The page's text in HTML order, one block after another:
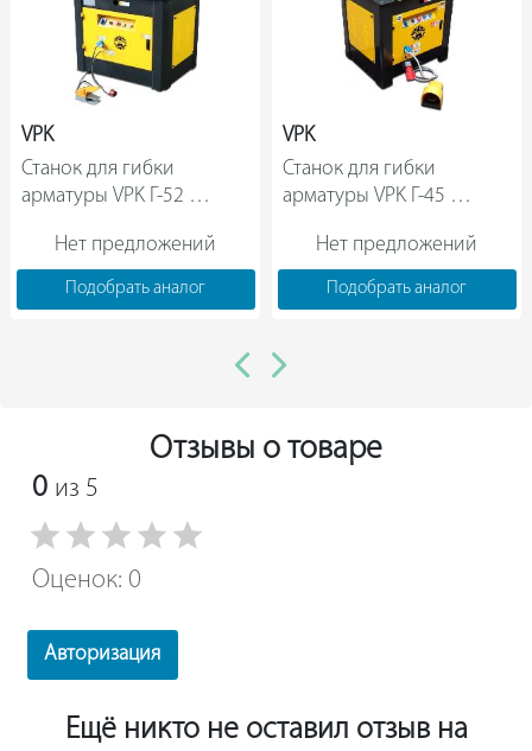
VPK
Станок для гибки
арматуры VPK Г-52
Нет предложений
Подобрать аналог
VPK
Станок для гибки
арматуры VPK Г-45
Нет предложений
Подобрать аналог
Отзывы о товаре
0 из 5
Оценок: 0
Авторизация
Ещё никто не оставил отзыв на